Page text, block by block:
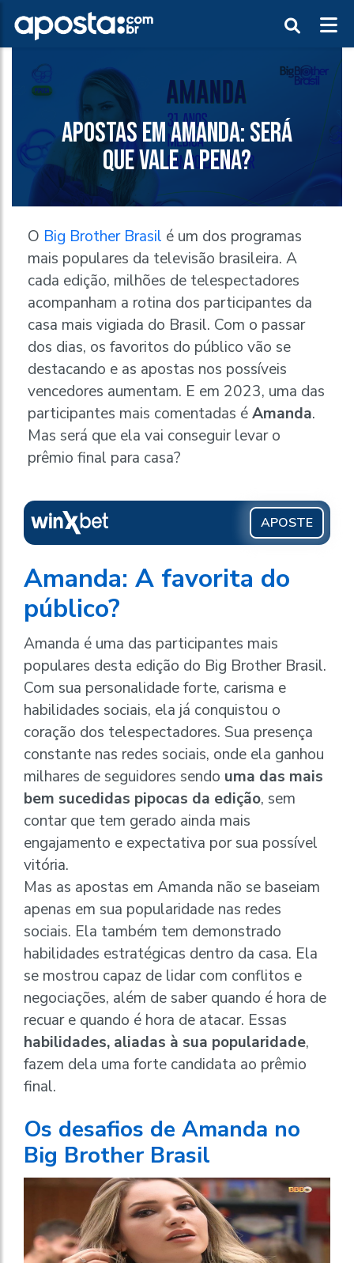
APOSTAS EM AMANDA: SERÁ
QUE VALE A PENA?
O Big Brother Brasil é um dos programas
mais populares da televisão brasileira. A
cada edição, milhões de telespectadores
acompanham a rotina dos participantes da
casa mais vigiada do Brasil. Com o passar
dos dias, os favoritos do público vão se
destacando e as apostas nos possíveis
vencedores aumentam. E em 2023, uma das
participantes mais comentadas éAmanda.
Mas será que ela vai conseguir levar o
prêmio final para casa?
APOSTE
Amanda: A favorita do
público?
Amanda é uma das participantes mais
populares desta edição do Big Brother Brasil.
Com sua personalidade forte, carisma e
habilidades sociais, ela já conquistou o
coração dos telespectadores. Sua presença
constante nas redes sociais, onde ela ganhou
milhares de seguidores sendo uma das mais
bem sucedidas pipocas da edição, sem
contar que tem gerado ainda mais
engajamento e expectativa por sua possível
vitória.
Mas as apostas em Amanda não se baseiam
apenas em sua popularidade nas redes
sociais. Ela também tem demonstrado
habilidades estratégicas dentro da casa. Ela
se mostrou capaz de lidar com conflitos e
negociações, além de saber quando é hora de
recuar e quando é hora de atacar. Essas
habilidades, aliadas à sua popularidade,
fazem dela uma forte candidata ao prêmio
final.
Os desafios de Amanda no
Big Brother Brasil